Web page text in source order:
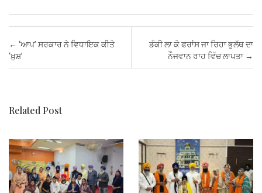
ce
b
tt
er
ail at
s
er ke
dI
ail ar
e
Post navigation
← ‘ਆਪ’ ਸਰਕਾਰ ਨੇ ਵਿਧਾਇਕ ਕੀਤੇ
‘ਖ਼ੁਸ਼’
ਡੰਕੀ ਲਾ ਕੇ ਫਰਾਂਸ ਜਾ ਰਿਹਾ ਭੁਲੱਥ ਦਾ
ਨੌਜਵਾਨ ਰਾਹ ਵਿੱਚ ਲਾਪਤਾ →
Related Post